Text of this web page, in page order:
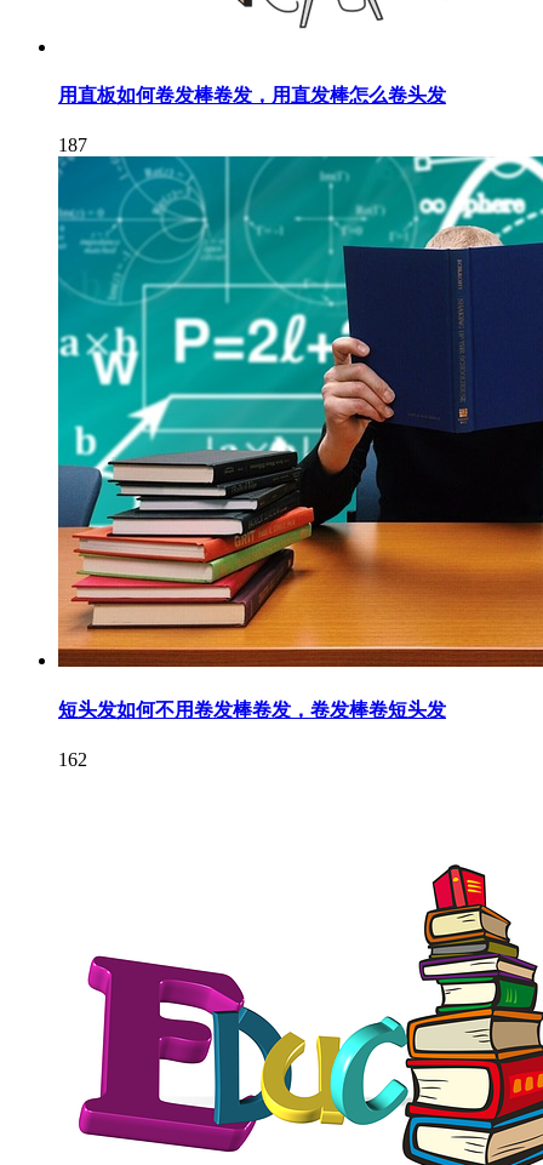
用直板如何卷发棒卷发，用直发棒怎么卷头发
187
短头发如何不用卷发棒卷发，卷发棒卷短头发
162